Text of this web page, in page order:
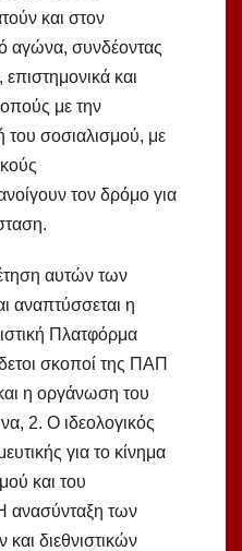
και στον
αγώνα, συνδέοντας
και
με την
του σοσιαλισμού, με
τον δρόμο για
αυτών των
αναπτύσσεται η
Πλατφόρμα
σκοποί της ΠΑΠ
η οργάνωση του
2. Ο ιδεολογικός
για το κίνημα
και του
ανασύνταξη των
διεθνιστικών